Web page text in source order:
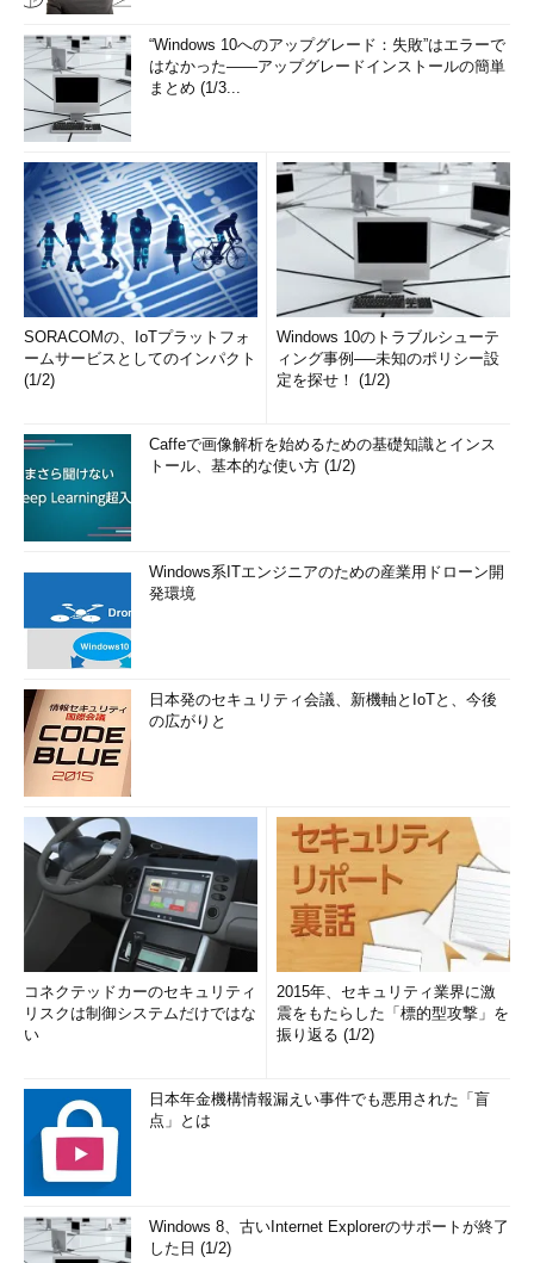
“Windows 10へのアップグレード：失敗”はエラーで
はなかった――アップグレードインストールの簡単
まとめ (1/3...
SORACOMの、IoTプラットフォ
ームサービスとしてのインパクト
(1/2)
Windows 10のトラブルシューテ
ィング事例──未知のポリシー設
定を探せ！ (1/2)
Caffeで画像解析を始めるための基礎知識とインス
トール、基本的な使い方 (1/2)
Windows系ITエンジニアのための産業用ドローン開
発環境
日本発のセキュリティ会議、新機軸とIoTと、今後
の広がりと
コネクテッドカーのセキュリティ
リスクは制御システムだけではな
い
2015年、セキュリティ業界に激
震をもたらした「標的型攻撃」を
振り返る (1/2)
日本年金機構情報漏えい事件でも悪用された「盲
点」とは
Windows 8、古いInternet Explorerのサポートが終了
した日 (1/2)